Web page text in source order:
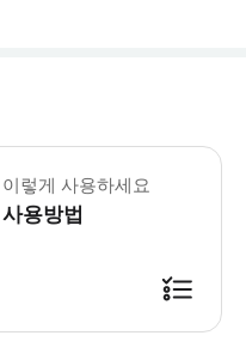
후 호텔 이름과 픽업 주소를 알
이렇게 사용하세요
사용방법